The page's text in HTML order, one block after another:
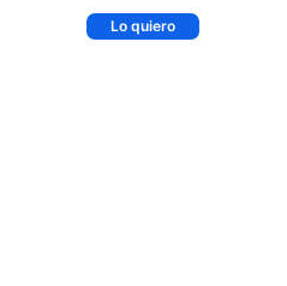
Lo quiero